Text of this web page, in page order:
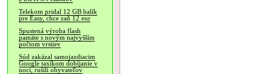
Telekom pridal 12 GB balík
pre Easy, chce zaň 12 eur
Spustená výroba flash
pamäte s novým najvyšším
počtom vrstiev
Súd zakázal samojazdiacim
Google taxíkom dobíjanie v
noci, rušili obyvateľov